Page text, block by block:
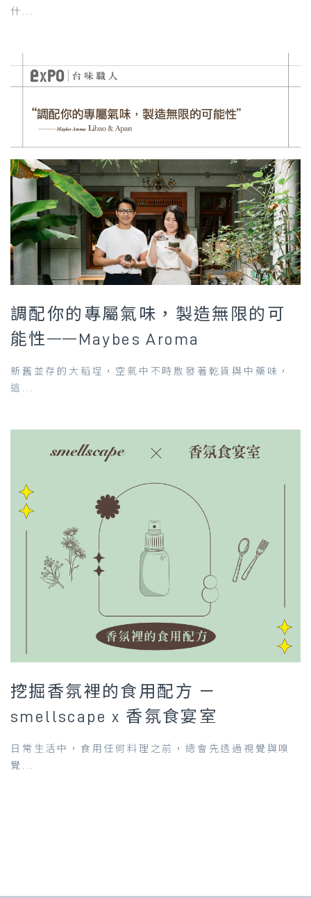
什...
調配你的專屬氣味，製造無限的可
能性——Maybes Aroma
新舊並存的大稻埕，空氣中不時散發著乾貨與中藥味，
這...
挖掘香氛裡的食用配方 －
smellscape x 香氛食宴室
日常生活中，食用任何料理之前，總會先透過視覺與嗅
覺...